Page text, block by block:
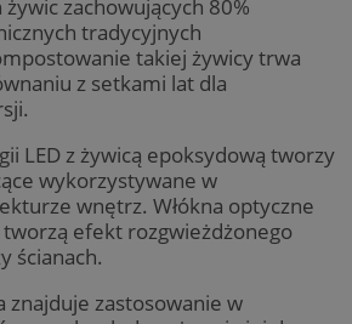
zachowujących 80%
tradycyjnych
takiej żywicy trwa
z setkami lat dla
LED z żywicą epoksydową tworzy
wykorzystywane w
wnętrz. Włókna optyczne
efekt rozgwieżdżonego
ścianach.
znajduje zastosowanie w